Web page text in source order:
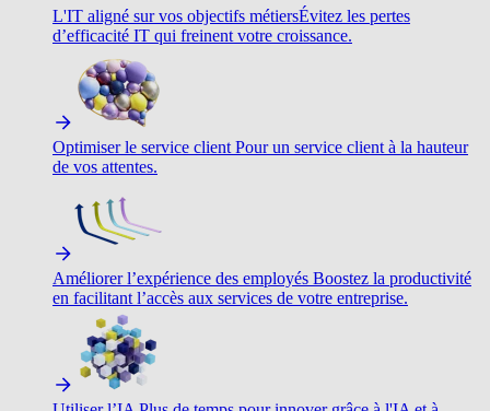
L'IT aligné sur vos objectifs métiersÉvitez les pertes
d’efficacité IT qui freinent votre croissance.
Optimiser le service client Pour un service client à la hauteur
de vos attentes.
Améliorer l’expérience des employés Boostez la productivité
en facilitant l’accès aux services de votre entreprise.